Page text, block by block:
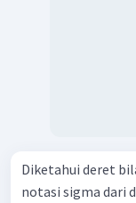
Diketahui deret
notasi sigma dari